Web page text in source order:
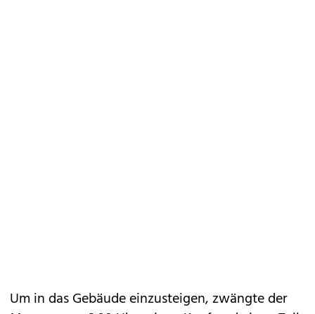
Um in das Gebäude einzusteigen, zwängte der